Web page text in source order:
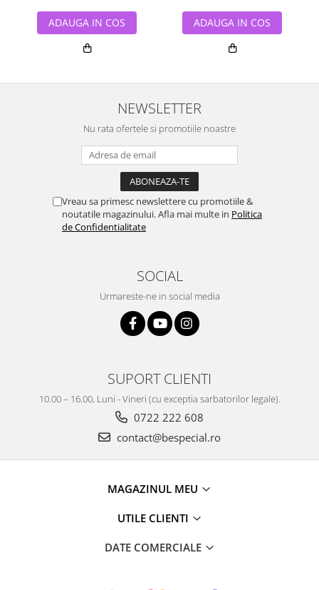
ADAUGA IN COS ADAUGA IN COS
NEWSLETTER
Nu rata ofertele si promotiile noastre
Vreau sa primesc newslettere cu promotiile &
noutatile magazinului. Afla mai multe in Politica
de Confidentialitate
SOCIAL
Urmareste-ne in social media
SUPORT CLIENTI
10.00 – 16.00, Luni - Vineri (cu exceptia sarbatorilor legale).
0722 222 608
contact@bespecial.ro
MAGAZINUL MEU
UTILE CLIENTI
DATE COMERCIALE